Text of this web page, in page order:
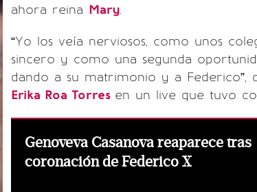
ahora reina Mary.
“Yo los veía nerviosos, como unos
sincero y como una segunda
dando a su matrimonio y a Federico”,
Erika Roa Torres en un live que tuvo
Genoveva Casanova reaparece tras
coronación de Federico X